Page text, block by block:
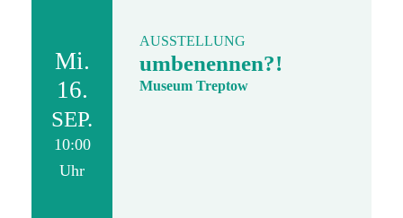
Mi.
16.
SEP.
10:00
Uhr
AUSSTELLUNG
umbenennen?!
Museum Treptow